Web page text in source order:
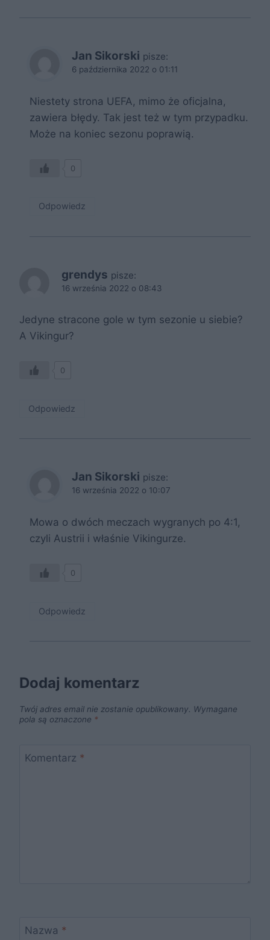
Jan Sikorski pisze:
6 października 2022 o 01:11
Niestety strona UEFA, mimo że oficjalna,
zawiera błędy. Tak jest też w tym przypadku.
Może na koniec sezonu poprawią.
0
Odpowiedz
grendys pisze:
16 września 2022 o 08:43
Jedyne stracone gole w tym sezonie u siebie?
A Vikingur?
0
Odpowiedz
Jan Sikorski pisze:
16 września 2022 o 10:07
Mowa o dwóch meczach wygranych po 4:1,
czyli Austrii i właśnie Vikingurze.
0
Odpowiedz
Dodaj komentarz
Twój adres email nie zostanie opublikowany. Wymagane
pola są oznaczone *
Komentarz *
Nazwa *